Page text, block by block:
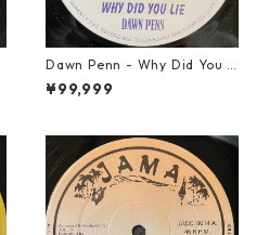
Dawn Penn - Why Did You Li
e【7-21938】
¥99,999